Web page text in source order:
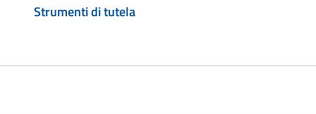
Strumenti di tutela